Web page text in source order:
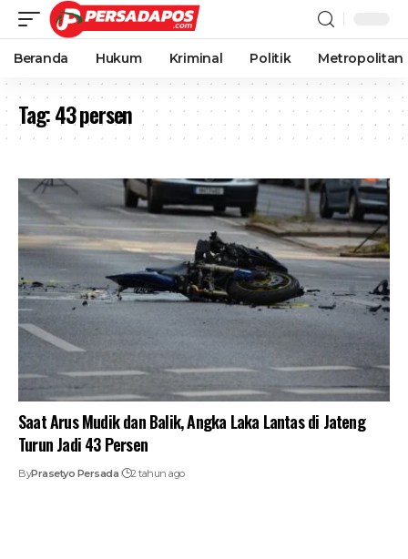
Beranda Hukum Kriminal Politik Metropolitan
Tag:43 persen
Saat Arus Mudik dan Balik, Angka Laka Lantas di Jateng
Turun Jadi 43 Persen
ByPrasetyo Persada 2 tahun ago